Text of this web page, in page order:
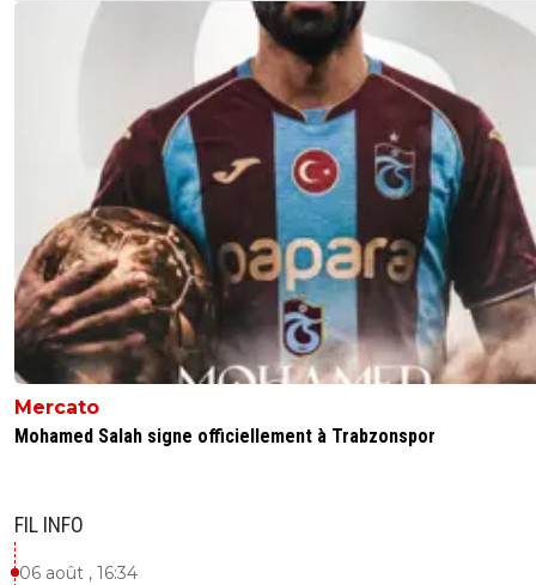
Mercato
Mohamed Salah signe officiellement à Trabzonspor
FIL INFO
06 août , 16:34